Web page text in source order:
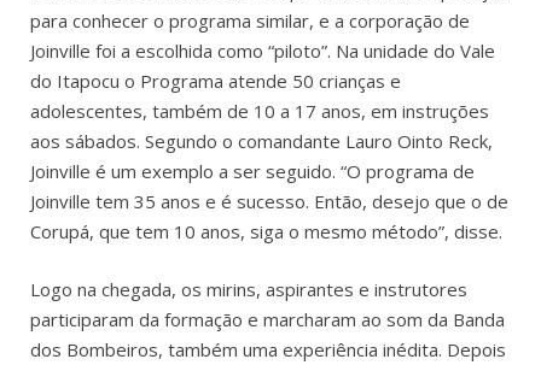
para conhecer o programa similar, e a corporação de
Joinville foi a escolhida como “piloto”. Na unidade do Vale
do Itapocu o Programa atende 50 crianças e
adolescentes, também de 10 a 17 anos, em instruções
aos sábados. Segundo o comandante Lauro Ointo Reck,
Joinville é um exemplo a ser seguido. “O programa de
Joinville tem 35 anos e é sucesso. Então, desejo que o de
Corupá, que tem 10 anos, siga o mesmo método”, disse.
Logo na chegada, os mirins, aspirantes e instrutores
participaram da formação e marcharam ao som da Banda
dos Bombeiros, também uma experiência inédita. Depois